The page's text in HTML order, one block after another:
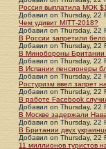
Россия выплатила МОК
Добавил on Thursday, 22
Чем удивит ΜΙΤΤ-2018?
Добавил on Thursday, 22
В России запретили
Добавил on Thursday, 22
В Минобороны Британии
Добавил on Thursday, 22
В Испании пенсионеры
Добавил on Thursday, 22
Ростуризм ввел запрет
Добавил on Thursday, 22
В работе Facebook
Добавил on Thursday, 22
В Москве задержали
Добавил on Thursday, 22
В Британии двух
Добавил on Thursday, 22
11 миллионов туристов